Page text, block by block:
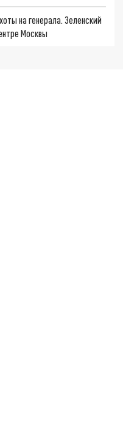
на генерала. Зеленский
Москвы